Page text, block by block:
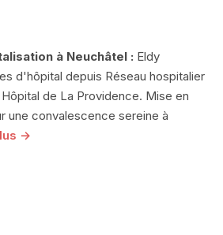
à Neuchâtel : Eldy
d'hôpital depuis Réseau hospitalier
de La Providence. Mise en
une convalescence sereine à
→